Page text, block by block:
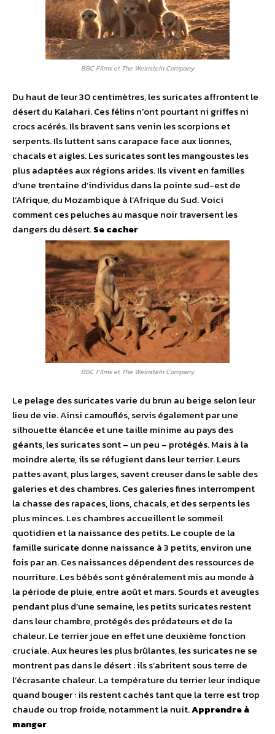
BBC Films et The Weinstein Company
Du haut de leur 30 centimètres, les suricates affrontent le
désert du Kalahari. Ces félins n’ont pourtant ni griffes ni
crocs acérés. Ils bravent sans venin les scorpions et
serpents. Ils luttent sans carapace face aux lionnes,
chacals et aigles. Les suricates sont les mangoustes les
plus adaptées aux régions arides. Ils vivent en familles
d’une trentaine d’individus dans la pointe sud-est de
l’Afrique, du Mozambique à l’Afrique du Sud. Voici
comment ces peluches au masque noir traversent les
dangers du désert.Se cacher
BBC Films et The Weinstein Company
Le pelage des suricates varie du brun au beige selon leur
lieu de vie. Ainsi camouflés, servis également par une
silhouette élancée et une taille minime au pays des
géants, les suricates sont – un peu – protégés. Mais à la
moindre alerte, ils se réfugient dans leur terrier. Leurs
pattes avant, plus larges, savent creuser dans le sable des
galeries et des chambres. Ces galeries fines interrompent
la chasse des rapaces, lions, chacals, et des serpents les
plus minces. Les chambres accueillent le sommeil
quotidien et la naissance des petits. Le couple de la
famille suricate donne naissance à 3 petits, environ une
fois par an. Ces naissances dépendent des ressources de
nourriture. Les bébés sont généralement mis au monde à
la période de pluie, entre août et mars. Sourds et aveugles
pendant plus d’une semaine, les petits suricates restent
dans leur chambre, protégés des prédateurs et de la
chaleur. Le terrier joue en effet une deuxième fonction
cruciale. Aux heures les plus brûlantes, les suricates ne se
montrent pas dans le désert : ils s’abritent sous terre de
l’écrasante chaleur. La température du terrier leur indique
quand bouger : ils restent cachés tant que la terre est trop
chaude ou trop froide, notamment la nuit.Apprendre à
manger